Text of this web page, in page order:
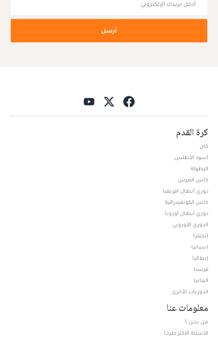
أرسل
كرة القدم
كان
أسود الأطلس
البطولة
كأس العرش
دوري أبطال افريقيا
كأس الكونفيدرالية
دوري أبطال أوروبا
الدوري الأوروبي
إنجلترا
إسبانيا
إيطاليا
فرنسا
ألمانيا
الدوريات الأخرى
معلومات عنا
من نحن ؟
الأسئلة الأكثر طرحا